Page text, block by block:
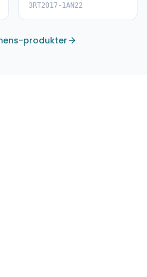
3RT2017-1AN22
produkter